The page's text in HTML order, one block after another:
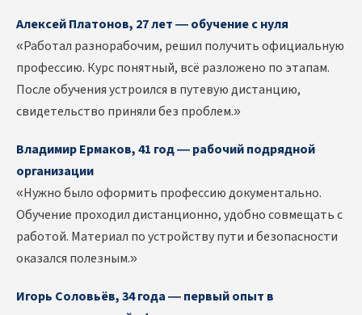
Алексей Платонов, 27 лет — обучение с нуля
«Работал разнорабочим, решил получить официальную
профессию. Курс понятный, всё разложено по этапам.
После обучения устроился в путевую дистанцию,
свидетельство приняли без проблем.»
Владимир Ермаков, 41 год — рабочий подрядной
организации
«Нужно было оформить профессию документально.
Обучение проходил дистанционно, удобно совмещать с
работой. Материал по устройству пути и безопасности
оказался полезным.»
Игорь Соловьёв, 34 года — первый опыт в